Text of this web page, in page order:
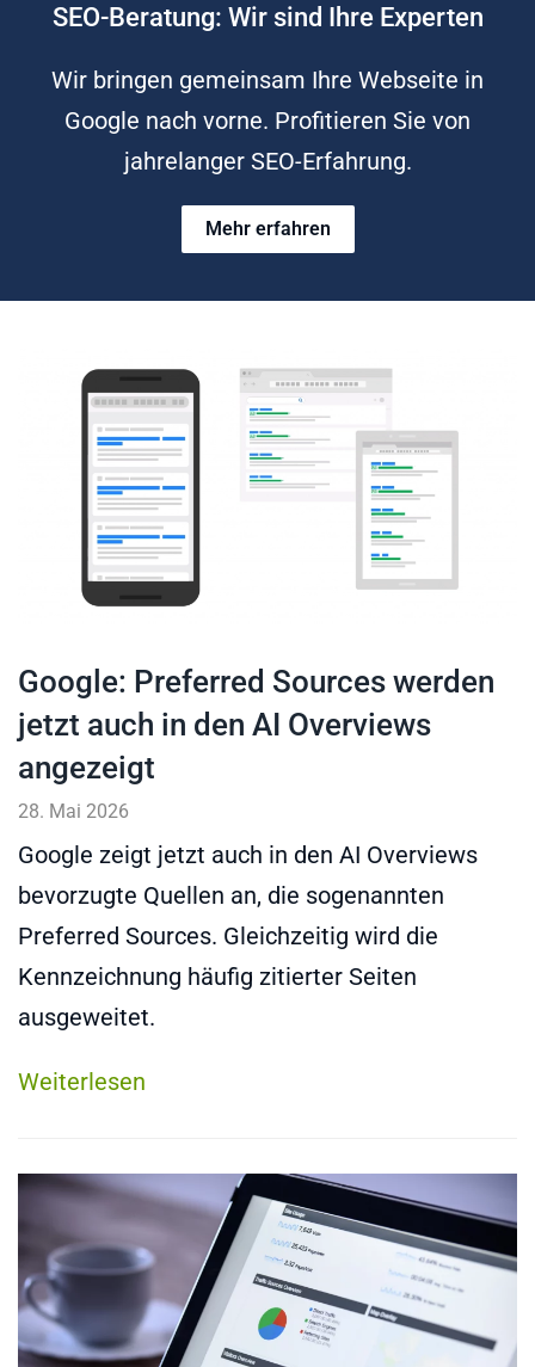
SEO-Beratung: Wir sind Ihre Experten
Wir bringen gemeinsam Ihre Webseite in
Google nach vorne. Profitieren Sie von
jahrelanger SEO-Erfahrung.
Mehr erfahren
Google: Preferred Sources werden
jetzt auch in den AI Overviews
angezeigt
28. Mai 2026
Google zeigt jetzt auch in den AI Overviews
bevorzugte Quellen an, die sogenannten
Preferred Sources. Gleichzeitig wird die
Kennzeichnung häufig zitierter Seiten
ausgeweitet.
Weiterlesen